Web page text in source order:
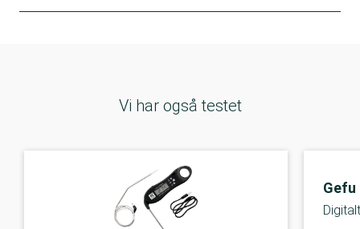
Vi har også testet
Gefu